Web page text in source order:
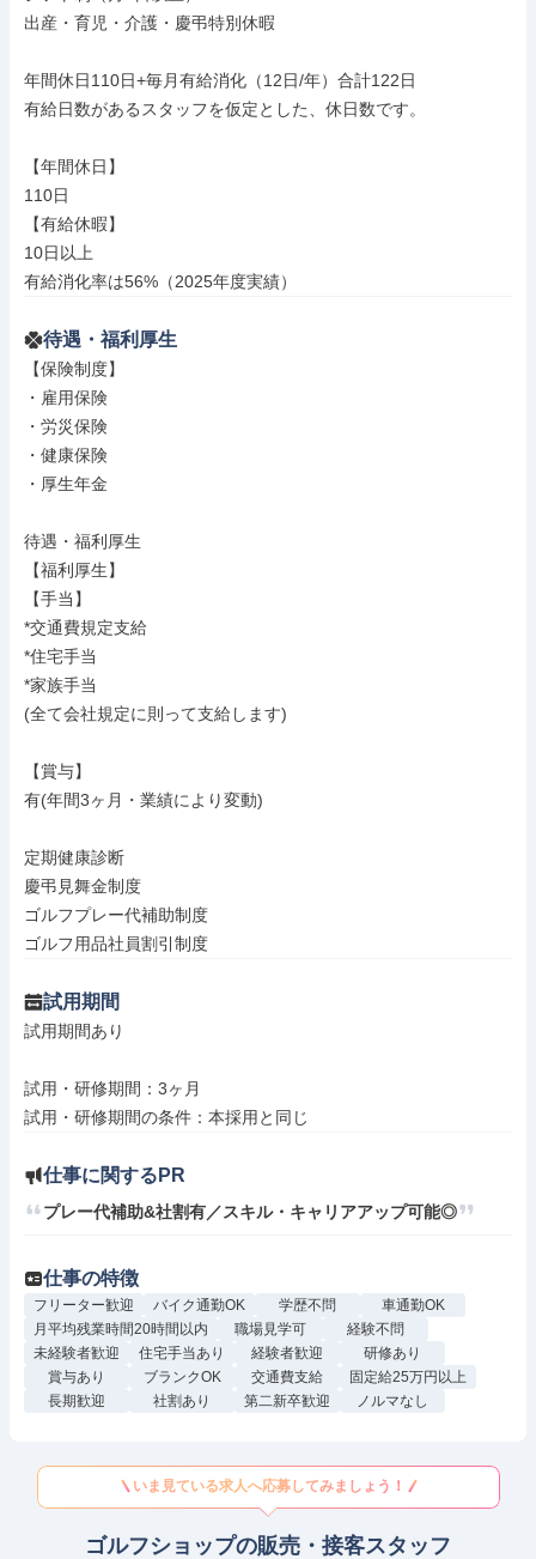
出産・育児・介護・慶弔特別休暇
年間休日110日+毎月有給消化（12日/年）合計122日
有給日数があるスタッフを仮定とした、休日数です。
【年間休日】
110日
【有給休暇】
10日以上
有給消化率は56%（2025年度実績）
待遇・福利厚生
【保険制度】
・雇用保険
・労災保険
・健康保険
・厚生年金
待遇・福利厚生
【福利厚生】
【手当】
*交通費規定支給
*住宅手当
*家族手当
(全て会社規定に則って支給します)
【賞与】
有(年間3ヶ月・業績により変動)
定期健康診断
慶弔見舞金制度
ゴルフプレー代補助制度
ゴルフ用品社員割引制度
試用期間
試用期間あり
試用・研修期間：3ヶ月
仕事に関するPR
プレー代補助&社割有／スキル・キャリアアップ可能◎
仕事の特徴
フリーター歓迎 バイク通勤OK 学歴不問
車通勤OK
月平均残業時間20時間以内
職場見学可
経験不問
未経験者歓迎
住宅手当あり 経験者歓迎
研修あり
賞与あり
ブランクOK 交通費支給
固定給25万円以上
長期歓迎
社割あり 第二新卒歓迎 ノルマなし
いま見ている求人へ応募してみましょう！
ゴルフショップの販売・接客スタッフ